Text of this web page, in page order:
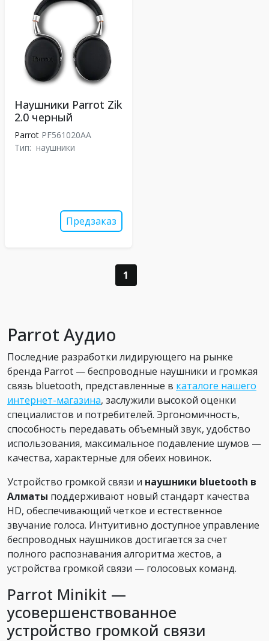
Наушники Parrot Zik
2.0 черный
Parrot PF561020AA
Тип: наушники
Предзаказ
1
Parrot Аудио
Последние разработки лидирующего на рынке
бренда Parrot — беспроводные наушники и громкая
связь bluetooth, представленные в каталоге нашего
интернет-магазина, заслужили высокой оценки
специалистов и потребителей. Эргономичность,
способность передавать объемный звук, удобство
использования, максимальное подавление шумов —
качества, характерные для обеих новинок.
Устройство громкой связи и наушники bluetooth в
Алматы поддерживают новый стандарт качества
HD, обеспечивающий четкое и естественное
звучание голоса. Интуитивно доступное управление
беспроводных наушников достигается за счет
полного распознавания алгоритма жестов, а
устройства громкой связи — голосовых команд.
Parrot Minikit —
усовершенствованное
устройство громкой связи